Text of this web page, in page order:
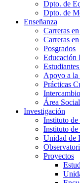
Dpto. de
Dpto. de
Enseñanza
Carreras
Carreras
Posgrados
Educación
Apoyo a la
Prácticas
Área
Investigación
Instituto de
Instituto de
Unidad de
Proyectos